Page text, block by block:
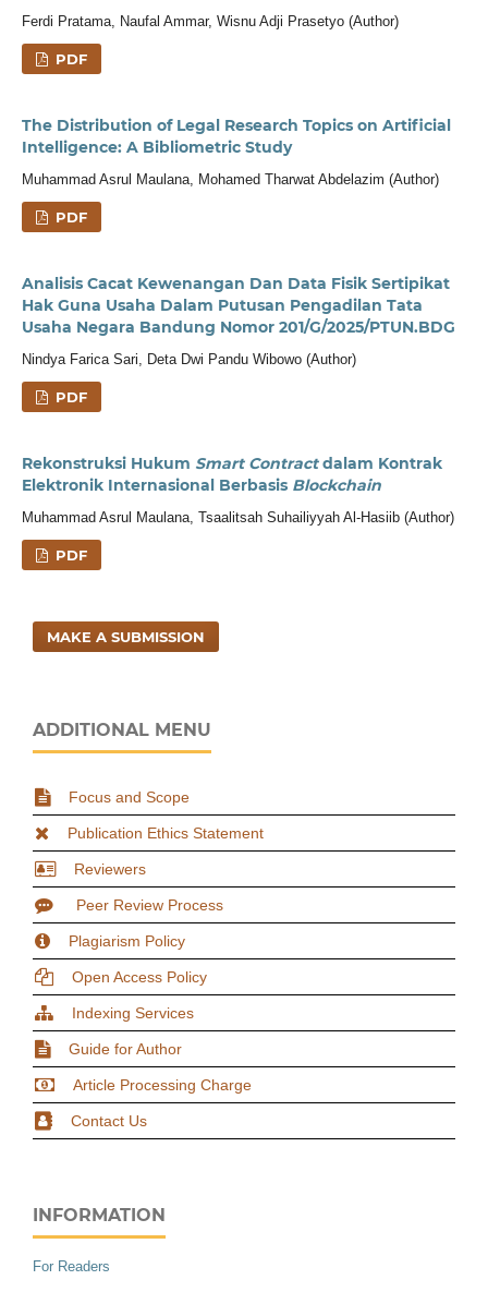
Ferdi Pratama, Naufal Ammar, Wisnu Adji Prasetyo (Author)
PDF
The Distribution of Legal Research Topics on Artificial
Intelligence: A Bibliometric Study
Muhammad Asrul Maulana, Mohamed Tharwat Abdelazim (Author)
PDF
Analisis Cacat Kewenangan Dan Data Fisik Sertipikat
Hak Guna Usaha Dalam Putusan Pengadilan Tata
Usaha Negara Bandung Nomor 201/G/2025/PTUN.BDG
Nindya Farica Sari, Deta Dwi Pandu Wibowo (Author)
PDF
Rekonstruksi Hukum Smart Contractdalam Kontrak
Elektronik Internasional Berbasis Blockchain
Muhammad Asrul Maulana, Tsaalitsah Suhailiyyah Al-Hasiib (Author)
PDF
MAKE A SUBMISSION
ADDITIONAL MENU
Focus and Scope
Publication Ethics Statement
Reviewers
Peer Review Process
Plagiarism Policy
Open Access Policy
Indexing Services
Guide for Author
Article Processing Charge
Contact Us
INFORMATION
For Readers